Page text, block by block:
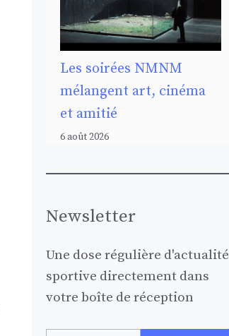
Les soirées NMNM
mélangent art, cinéma
et amitié
6 août 2026
Newsletter
Une dose régulière d'actualité
sportive directement dans
votre boîte de réception